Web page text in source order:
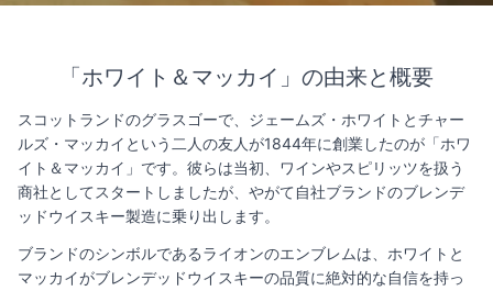
「ホワイト＆マッカイ」の由来と概要
スコットランドのグラスゴーで、ジェームズ・ホワイトとチャー
ルズ・マッカイという二人の友人が1844年に創業したのが「ホワ
イト＆マッカイ」です。彼らは当初、ワインやスピリッツを扱う
商社としてスタートしましたが、やがて自社ブランドのブレンデ
ッドウイスキー製造に乗り出します。
ブランドのシンボルであるライオンのエンブレムは、ホワイトと
マッカイがブレンデッドウイスキーの品質に絶対的な自信を持っ